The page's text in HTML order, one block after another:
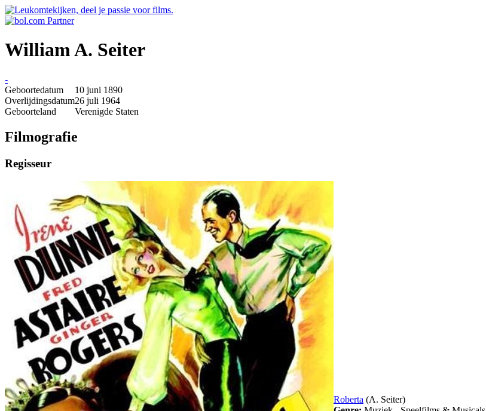
William A. Seiter
-
Geboortedatum
10 juni 1890
Overlijdingsdatum26 juli 1964
Geboorteland
Verenigde Staten
Filmografie
Regisseur
Roberta (A. Seiter)